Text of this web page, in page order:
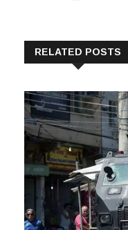
RELATED POSTS